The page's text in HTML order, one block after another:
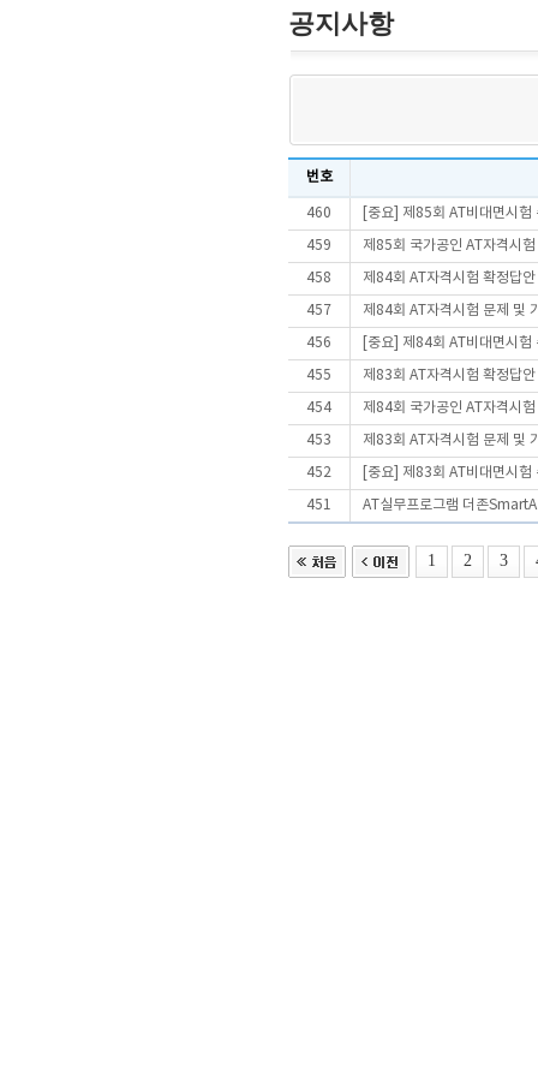
공지사항
번호
460 [중요] 제85회 AT비대면시험
459 제85회 국가공인 AT자격시
458 제84회 AT자격시험 확정답
457 제84회 AT자격시험 문제 및
456 [중요] 제84회 AT비대면시험
455 제83회 AT자격시험 확정답
454 제84회 국가공인 AT자격시
453 제83회 AT자격시험 문제 및
452 [중요] 제83회 AT비대면시험
451 AT실무프로그램 더존
1 2 3